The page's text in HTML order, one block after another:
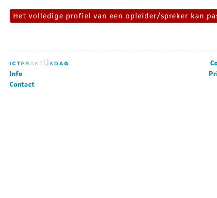
Het volledige profiel van een opleider/spreker kan
Info
Contact